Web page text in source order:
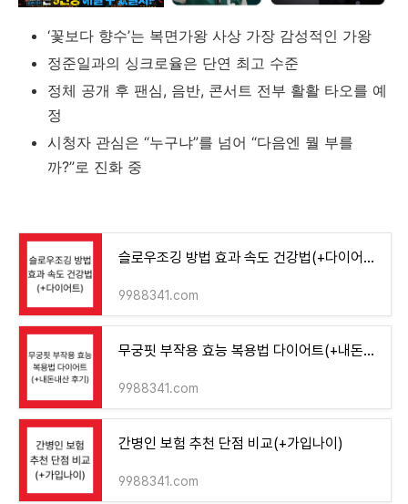
‘꽃보다 향수’는 복면가왕 사상 가장 감성적인 가왕
정준일과의 싱크로율은 단연 최고 수준
정체 공개 후 팬심, 음반, 콘서트 전부 활활 타오를 예
정
시청자 관심은 “누구냐”를 넘어 “다음엔 뭘 부를
까?”로 진화 중
슬로우조깅 방법 효과 속도 건강법(+다이어트)
9988341.com
무궁핏 부작용 효능 복용법 다이어트(+내돈내산 후기)
9988341.com
간병인 보험 추천 단점 비교(+가입나이)
9988341.com